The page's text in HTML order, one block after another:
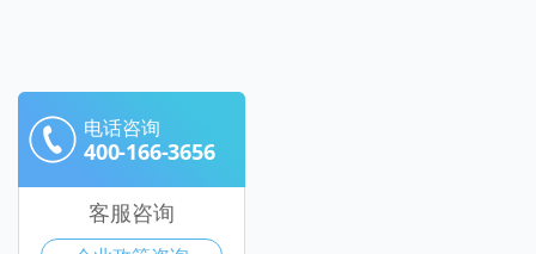
电话咨询
400-166-3656
客服咨询